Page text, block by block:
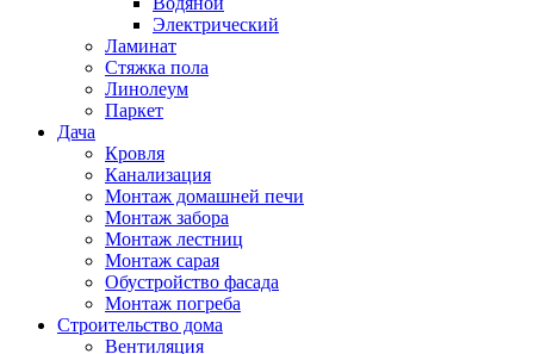
Электрический
Ламинат
Стяжка пола
Линолеум
Паркет
Дача
Кровля
Канализация
Монтаж домашней печи
Монтаж забора
Монтаж лестниц
Монтаж сарая
Обустройство фасада
Монтаж погреба
Строительство дома
Вентиляция